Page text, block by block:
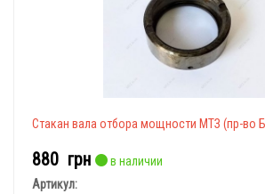
Стакан вала отбора мощности МТЗ (пр-во
880 грн
в наличии
Артикул: